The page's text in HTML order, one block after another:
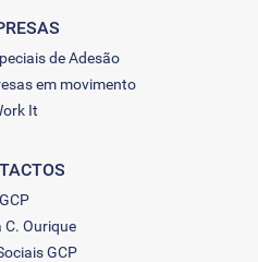
de Adesão
em movimento
It
GCP
C. Ourique
GCP